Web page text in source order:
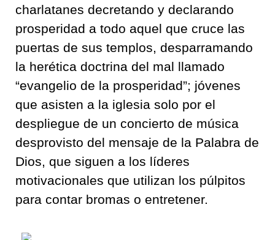
charlatanes decretando y declarando
prosperidad a todo aquel que cruce las
puertas de sus templos, desparramando
la herética doctrina del mal llamado
“evangelio de la prosperidad”; jóvenes
que asisten a la iglesia solo por el
despliegue de un concierto de música
desprovisto del mensaje de la Palabra de
Dios, que siguen a los líderes
motivacionales que utilizan los púlpitos
para contar bromas o entretener.